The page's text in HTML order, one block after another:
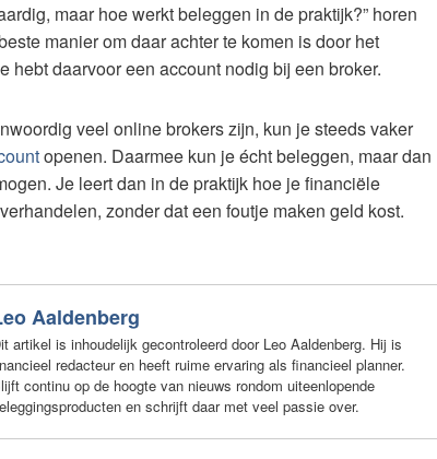
maar hoe werkt beleggen in de praktijk?” horen
manier om daar achter te komen is door het
hebt daarvoor een account nodig bij een broker.
veel online brokers zijn, kun je steeds vaker
openen. Daarmee kun je écht beleggen, maar dan
Je leert dan in de praktijk hoe je financiële
zonder dat een foutje maken geld kost.
Aaldenberg
artikel is inhoudelijk gecontroleerd door Leo Aaldenberg. Hij is
redacteur en heeft ruime ervaring als financieel planner.
continu op de hoogte van nieuws rondom uiteenlopende
en schrijft daar met veel passie over.